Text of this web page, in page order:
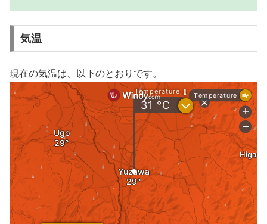
気温
現在の気温は、以下のとおりです。